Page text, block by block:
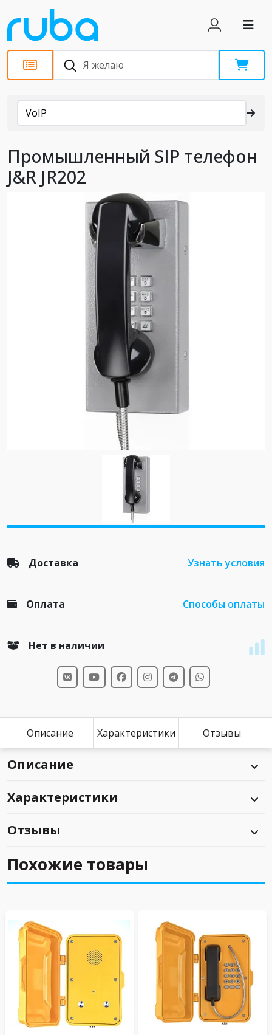
Каталог
VoIP
Промышленный SIP телефон
J&R JR202
Доставка Узнать условия
Оплата Способы оплаты
Нет в наличии
Описание Характеристики Отзывы
Описание
Характеристики
Отзывы
Похожие товары